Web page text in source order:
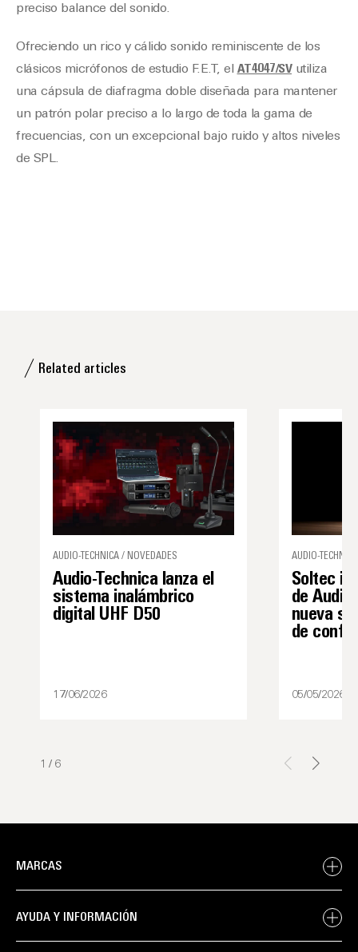
preciso balance del sonido.
Ofreciendo un rico y cálido sonido reminiscente de los
clásicos micrófonos de estudio F.E.T, el AT4047/SVutiliza
una cápsula de diafragma doble diseñada para mantener
un patrón polar preciso a lo largo de toda la gama de
frecuencias, con un excepcional bajo ruido y altos niveles
de SPL.
Related articles
AUDIO-TECHNICA / NOVEDADES
Audio-Technica lanza el
sistema inalámbrico
digital UHF D50
17/06/2026
AUDIO-
Soltec
de
nueva
de
05/05/2026
1 / 6
MARCAS
AYUDA Y INFORMACIÓN